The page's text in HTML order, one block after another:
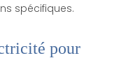
spécifiques.
pour